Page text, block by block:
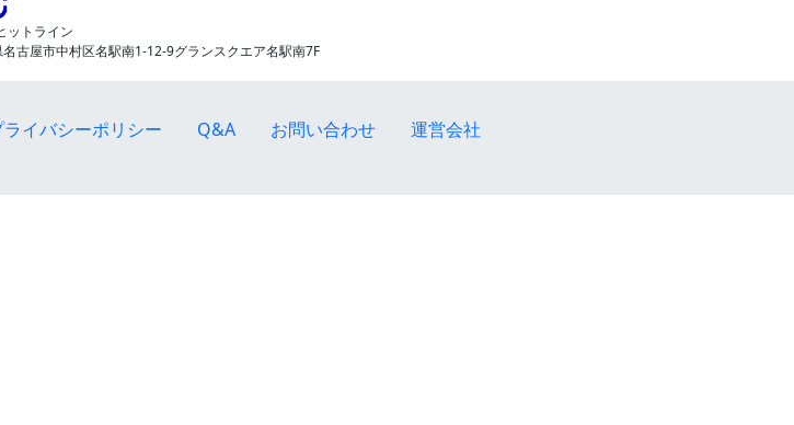
ットライン
古屋市中村区名駅南1-12-9グランスクエア名駅南7F
ライバシーポリシー Q&A お問い合わせ 運営会社